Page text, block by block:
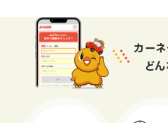
カー
ど